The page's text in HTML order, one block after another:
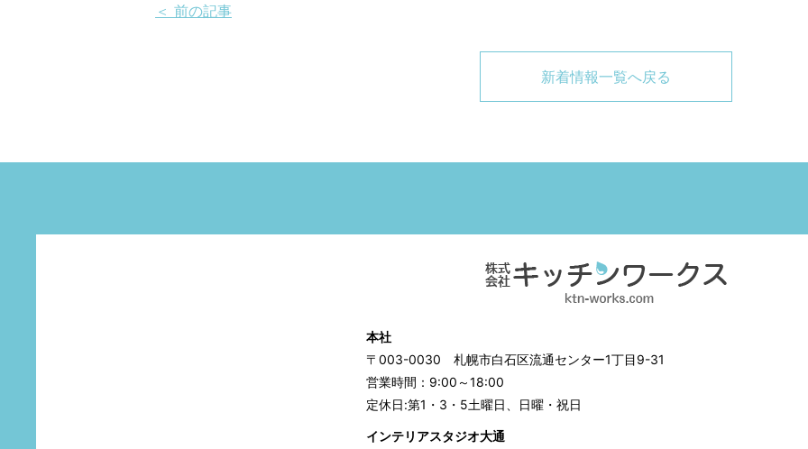
＜ 前の記事
新着情報一覧へ戻る
本社
〒003-0030 札幌市白石区流通センター1丁目9-31
営業時間：9:00～18:00
定休日:第1・3・5土曜日、日曜・祝日
インテリアスタジオ大通